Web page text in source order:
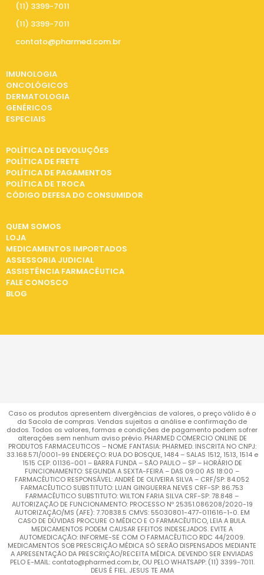
(11) 3399-7011
(11) 3399-7011
contato@pharmed.com.br
IMUNOLOGIA
ONCOLÓGICOS
DERMATOLOGIA
GENÉRICOS
ESPECIAIS
POLÍTICA DE DEVOLUÇÕES
POLÍTICA DE FRETE
POLÍTICA DE PAGAMENTOS
POLÍTICA DE TROCA
CÓDIGO DEFESA DO CONSUMIDOR
QUEM SOMOS
LOJA
MEDICAMENTOS IMPORTADOS
ASSESSORIA JUDICIAL
ASSISTÊNCIA FARMACÊUTICA
FALE CONOSCO
BLOG
Caso os produtos apresentem divergências de valores, o preço válido é o
da Sacola de compras. Vendas sujeitas a análise e confirmação de
dados. Todos os valores, formas e condições de pagamento podem sofrer
alterações sem nenhum aviso prévio. PHARMED COMERCIO ONLINE DE
PRODUTOS FARMACEUTICOS – NOME FANTASIA: PHARMED. INSCRITA NO CNPJ:
33.168.571/0001-99 ENDEREÇO: RUA DO BOSQUE, 1484 – SALAS 1512, 1513, 1514 e
1515 CEP: 01136-001 – BARRA FUNDA – SÃO PAULO – SP – HORÁRIO DE
FUNCIONAMENTO: SEGUNDA A SEXTA-FEIRA – DAS 09:00 AS 18:00 –
FARMACÊUTICO RESPONSÁVEL: ANDRÉ DE OLIVEIRA SILVA – CRF/SP: 84.052
FARMACÊUTICO SUBSTITUTO: LUAN GINGUERRA NEVES CRF-SP: 86.753
FARMACÊUTICO SUBSTITUTO: WILTON FARIA SILVA CRF-SP: 78.848 –
AUTORIZAÇÃO DE FUNCIONAMENTO: PROCESSO Nº 25351.086208/2020-19
AUTORIZAÇÃO/MS (AFE): 7.70838.5 CMVS: 55030801-477-011616-1-0. EM
CASO DE DÚVIDAS PROCURE O MÉDICO E O FARMACÊUTICO, LEIA A BULA.
MEDICAMENTOS PODEM CAUSAR EFEITOS INDESEJADOS. EVITE A
AUTOMEDICAÇÃO: INFORME-SE COM O FARMACÊUTICO RDC 44/2009.
MEDICAMENTOS SOB PRESCRIÇÃO MÉDICA SÓ SERÃO DISPENSADOS MEDIANTE
A APRESENTAÇÃO DA PRESCRIÇÃO/RECEITA MÉDICA. DEVENDO SER ENVIADAS
PELO E-MAIL: contato@pharmed.com.br, OU PELO WHATSAPP: (11) 3399-7011.
DEUS É FIEL. JESUS TE AMA